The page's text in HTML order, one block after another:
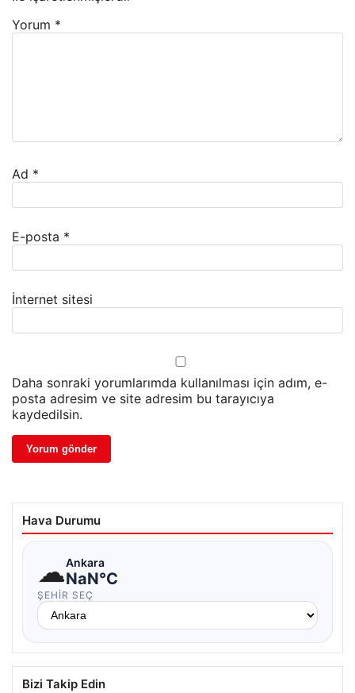
Yorum *
Ad *
E-posta *
İnternet sitesi
Daha sonraki yorumlarımda kullanılması için adım, e-
posta adresim ve site adresim bu tarayıcıya
kaydedilsin.
Hava Durumu
☁Ankara
NaN°C
ŞEHIR SEÇ
Bizi Takip Edin